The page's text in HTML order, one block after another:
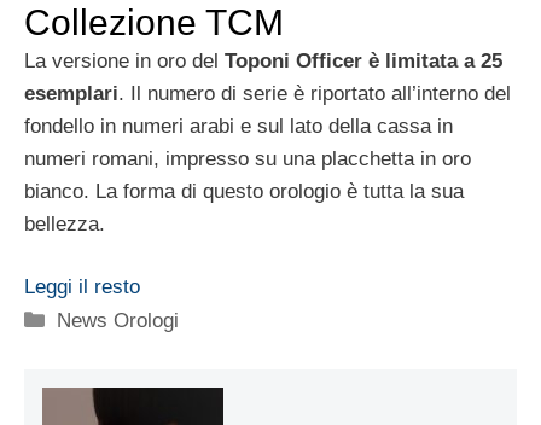
Collezione TCM
La versione in oro del Toponi Officer è limitata a 25
esemplari. Il numero di serie è riportato all’interno del
fondello in numeri arabi e sul lato della cassa in
numeri romani, impresso su una placchetta in oro
bianco. La forma di questo orologio è tutta la sua
bellezza.
Leggi il resto
Categorie
News Orologi